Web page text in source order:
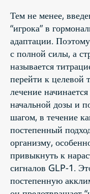
Тем не менее,
“игрока” в
адаптации.
с полной силы, а
называется
перейти к целевой
лечение
начальной дозы и
шагом, в течение
постепенный
организму,
привыкнуть к
сигналов GLP-1.
постепенную